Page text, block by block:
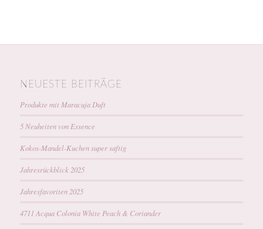
NEUESTE BEITRÄGE
Produkte mit Maracuja Duft
5 Neuheiten von Essence
Kokos-Mandel-Kuchen super saftig
Jahresrückblick 2025
Jahresfavoriten 2025
4711 Acqua Colonia White Peach & Coriander